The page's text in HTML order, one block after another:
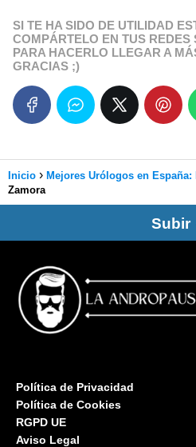
SI TE HA SIDO DE UTILIDAD
COMPÁRTELO EN TUS REDES
PARA HACERLO LLEGAR A
GRACIAS ;)
Inicio Mejores Urólogos en España:
Zamora
Subir
Política de Privacidad
Política de Cookies
RGPD UE
Aviso Legal